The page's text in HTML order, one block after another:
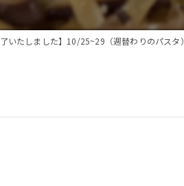
記念日
了いたしました】10/25~29（週替わりのパス